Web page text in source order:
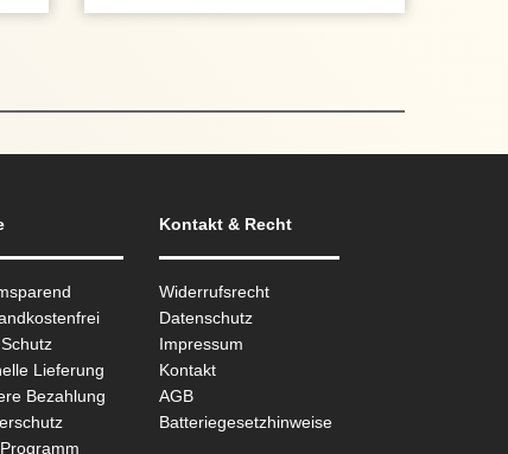
Lieferung
Bezahlung
Kontakt & Recht
Widerrufsrecht
Datenschutz
Impressum
Kontakt
AGB
Batteriegesetzhinweise